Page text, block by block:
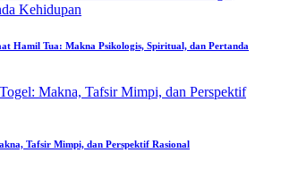
Hamil Tua: Makna Psikologis, Spiritual, dan Pertanda
Tafsir Mimpi, dan Perspektif Rasional